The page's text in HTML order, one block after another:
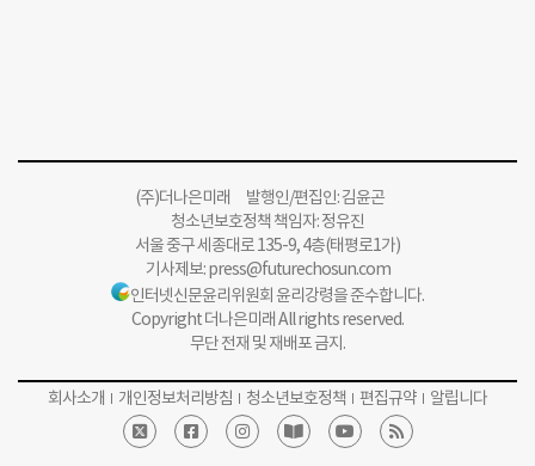
(주)더나은미래 발행인/편집인: 김윤곤
청소년보호정책 책임자: 정유진
서울 중구 세종대로 135-9, 4층(태평로1가)
기사제보:press@futurechosun.com
인터넷신문윤리위원회 윤리강령을 준수합니다.
Copyright 더나은미래 All rights reserved.
무단 전재 및 재배포 금지.
회사소개 개인정보처리방침 청소년보호정책 편집규약 알립니다